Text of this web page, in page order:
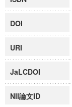
DOI
URI
JaLCDOI
NII論文ID